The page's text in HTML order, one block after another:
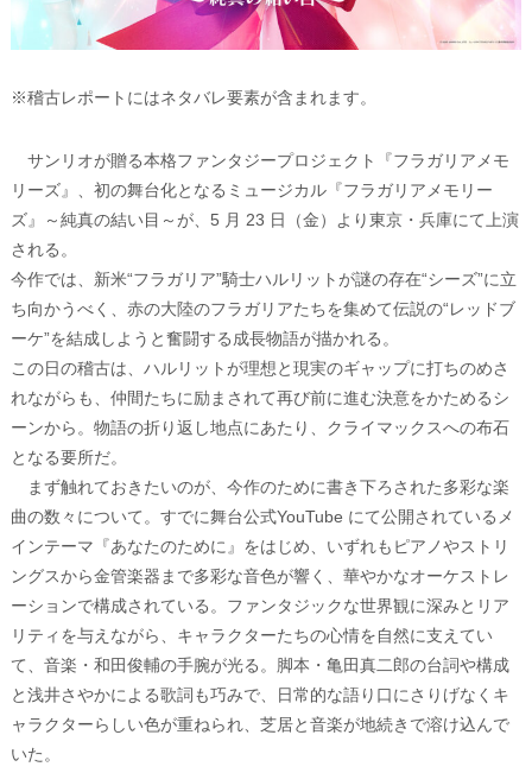
※稽古レポートにはネタバレ要素が含まれます。
サンリオが贈る本格ファンタジープロジェクト『フラガリアメモ
リーズ』、初の舞台化となるミュージカル『フラガリアメモリー
ズ』～純真の結い目～が、5 月 23 日（金）より東京・兵庫にて上演
される。
今作では、新米“フラガリア”騎士ハルリットが謎の存在“シーズ”に立
ち向かうべく、赤の大陸のフラガリアたちを集めて伝説の“レッドブ
ーケ”を結成しようと奮闘する成長物語が描かれる。
この日の稽古は、ハルリットが理想と現実のギャップに打ちのめさ
れながらも、仲間たちに励まされて再び前に進む決意をかためるシ
ーンから。物語の折り返し地点にあたり、クライマックスへの布石
となる要所だ。
まず触れておきたいのが、今作のために書き下ろされた多彩な楽
曲の数々について。すでに舞台公式YouTube にて公開されているメ
インテーマ『あなたのために』をはじめ、いずれもピアノやストリ
ングスから金管楽器まで多彩な音色が響く、華やかなオーケストレ
ーションで構成されている。ファンタジックな世界観に深みとリア
リティを与えながら、キャラクターたちの心情を自然に支えてい
て、音楽・和田俊輔の手腕が光る。脚本・亀田真二郎の台詞や構成
と浅井さやかによる歌詞も巧みで、日常的な語り口にさりげなくキ
ャラクターらしい色が重ねられ、芝居と音楽が地続きで溶け込んで
いた。